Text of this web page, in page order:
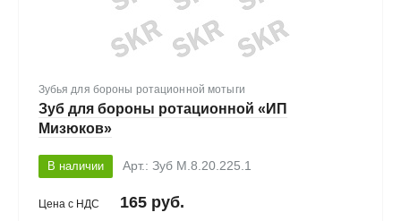
Зубья для бороны ротационной мотыги
Зуб для бороны ротационной «ИП
Мизюков»
В наличии Арт.: Зуб М.8.20.225.1
Цена с НДС 165 руб.